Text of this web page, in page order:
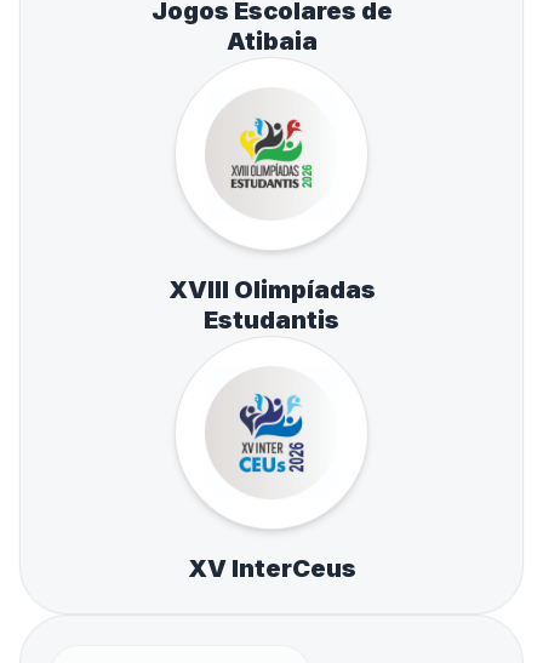
Jogos Escolares de
Atibaia
XVIII Olimpíadas
Estudantis
XV InterCeus